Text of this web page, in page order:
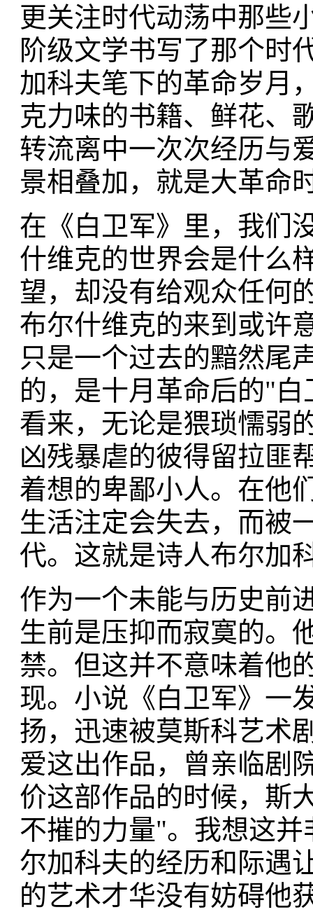
更关注时代动荡中那些
阶级文学书写了那个时
加科夫笔下的革命岁月
克力味的书籍、鲜花、
转流离中一次次经历与
景相叠加，就是大革命
在《白卫军》里，我们
什维克的世界会是什么
望，却没有给观众任何
布尔什维克的来到或许
只是一个过去的黯然尾
的，是十月革命后的"
看来，无论是猥琐懦弱
凶残暴虐的彼得留拉匪
着想的卑鄙小人。在他
生活注定会失去，而被
代。这就是诗人布尔加
作为一个未能与历史前
生前是压抑而寂寞的。
禁。但这并不意味着他
现。小说《白卫军》一
扬，迅速被莫斯科艺术
爱这出作品，曾亲临剧
价这部作品的时候，斯
不摧的力量"。我想这
尔加科夫的经历和际遇
的艺术才华没有妨碍他